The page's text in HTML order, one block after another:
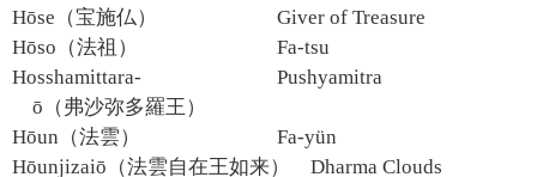
Hōse（宝施仏）
Giver of Treasure
Hōso（法祖）
Fa-tsu
Hosshamittara-
ō（弗沙弥多羅王）
Pushyamitra
Hōun（法雲）
Fa-yün
Hōunjizaiō（法雲自在王如来）
Dharma Clouds